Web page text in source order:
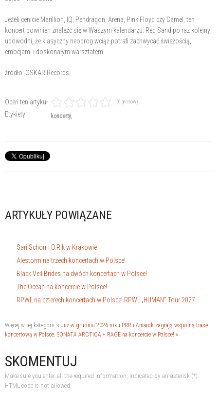
Jeżeli cenicie Marillion, IQ, Pendragon, Arena, Pink Floyd czy Camel, ten
koncert powinien znaleźć się w Waszym kalendarzu. Red Sand po raz kolejny
udowodni, że klasyczny neoprog wciąż potrafi zachwycać świeżością,
emocjami i doskonałym warsztatem.
źródło: OSKAR Records
Oceń ten artykuł (0 głosów)
Etykiety koncerty
ARTYKUŁY POWIĄZANE
Sari Schorr i O.R.k w Krakowie
Alestorm na trzech koncertach w Polsce!
Black Veil Brides na dwóch koncertach w Polsce!
The Ocean na koncercie w Polsce!
RPWL na czterech koncertach w Polsce! RPWL „HUMAN" Tour 2027
Więcej w tej kategorii: « Już w grudniu 2026 roku PRR i Amarok zagrają wspólną trasę
koncertową w Polsce. SONATA ARCTICA + RAGE na koncercie w Polsce! »
SKOMENTUJ
Make sure you enter all the required information, indicated by an asterisk (*).
HTML code is not allowed.